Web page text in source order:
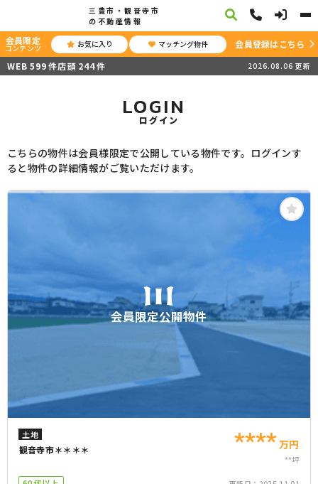
三豊市・観音寺市
の不動産情報
会員限定
コンテンツ お気に入り マッチング物件
会員登録はこちら
WEB 599件店頭 244件 2026.08.06 更新
LOGIN
ログイン
こちらの物件は会員様限定で公開している物件です。ログインす
ると物件の詳細情報がご覧いただけます。
会員限定公開物件
土地
観音寺市＊＊＊＊ ****万円
**坪